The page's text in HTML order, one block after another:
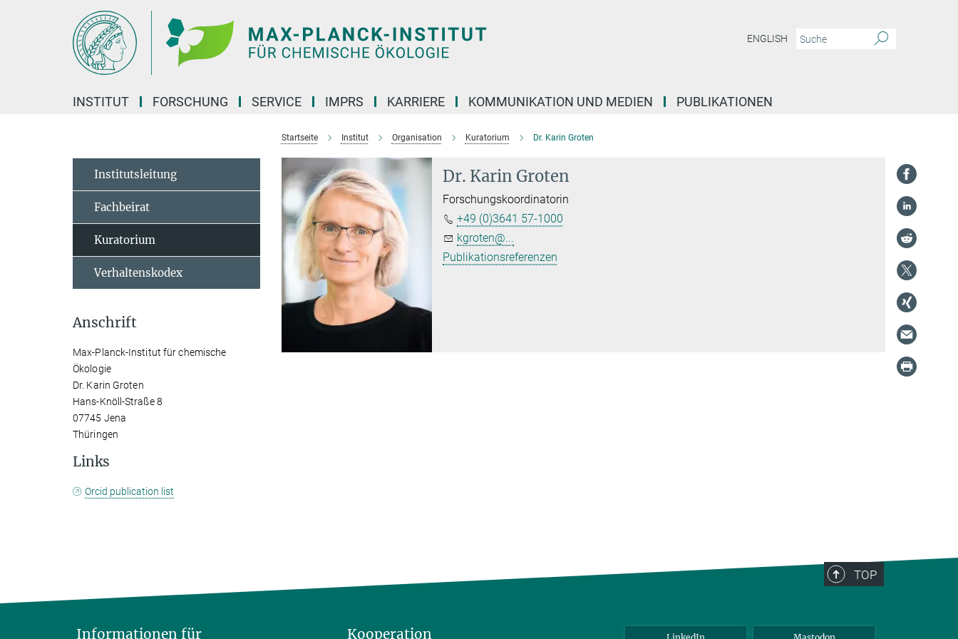
ENGLISH
INSTITUT FORSCHUNG SERVICE IMPRS KARRIERE KOMMUNIKATION UND MEDIEN PUBLIKATIONEN
Startseite Institut Organisation Kuratorium Dr. Karin Groten
Dr. Karin Groten
Forschungskoordinatorin
+49 (0)3641 57-1000
kgroten@...
Publikationsreferenzen
Institutsleitung
Fachbeirat
Kuratorium
Verhaltenskodex
Anschrift
Max-Planck-Institut für chemische
Ökologie
Dr. Karin Groten
Hans-Knöll-Straße 8
07745 Jena
Thüringen
Links
Orcid publication list
TOP
Informationen für Kooperation